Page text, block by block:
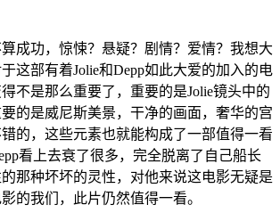
成功，惊悚？悬疑？剧情？爱情？我想大
这部有着Jolie和Depp如此大爱的加入的电
不是那么重要了，重要的是Jolie镜头中的
的是威尼斯美景，干净的画面，奢华的宫
的，这些元素也就能构成了一部值得一看
看上去衰了很多，完全脱离了自己船长
那种坏坏的灵性，对他来说这电影无疑是
的我们，此片仍然值得一看。